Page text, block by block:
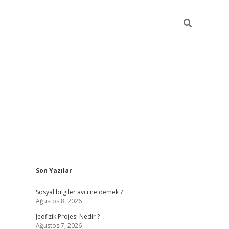
Sidebar
Son Yazılar
Sosyal bilgiler avcı ne demek ?
Ağustos 8, 2026
Jeofizik Projesi Nedir ?
Ağustos 7, 2026
girişbetexper.xyz